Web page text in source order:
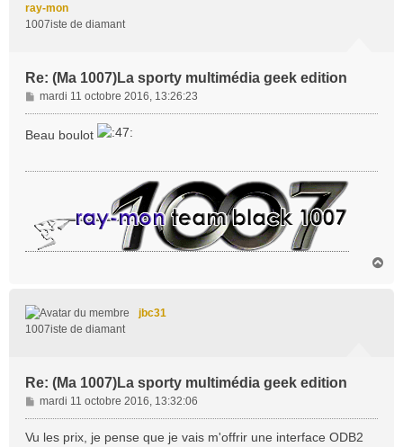
ray-mon
1007iste de diamant
Re: (Ma 1007)La sporty multimédia geek edition
M
e
s
g
mardi 11 octobre 2016, 13:26:23
Beau boulot
jbc31
1007iste de diamant
Re: (Ma 1007)La sporty multimédia geek edition
M
e
mardi 11 octobre 2016, 13:32:06
Vu les prix, je pense que je vais m'offrir une interface ODB2